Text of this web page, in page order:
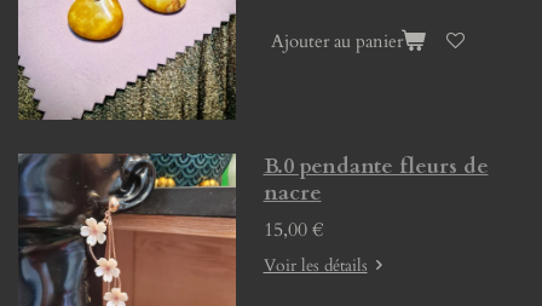
Ajouter au panier
B.0 pendante fleurs de
nacre
15,00 €
Voir les détails